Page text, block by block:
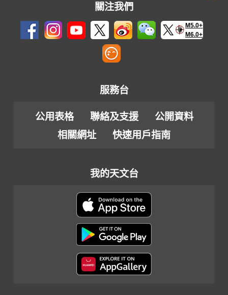
關注我們
M5.0+
M6.0+
服務台
公用表格 聯絡及支援
公開資料
相關網址
快速用戶指南
我的天文台